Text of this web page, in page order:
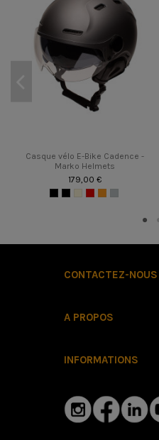
Casque vélo E-Bike Cadence -
Marko Helmets
179,00 €
CONTACTEZ-NOUS
A PROPOS
INFORMATIONS